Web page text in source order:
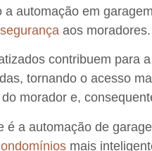
a automação em garagem
segurança aos moradores.
contribuem para a
, tornando o acesso
morador e,
é a automação de
mais